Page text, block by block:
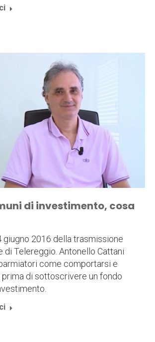
di investimento, cosa
giugno 2016 della trasmissione
di Telereggio. Antonello Cattani
come comportarsi e
di sottoscrivere un fondo